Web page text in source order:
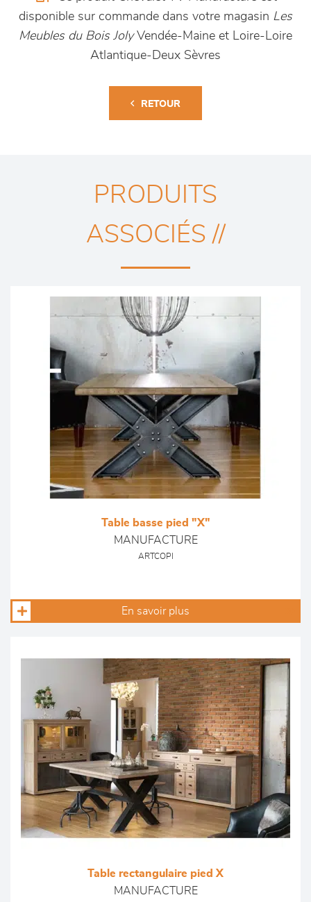
disponible sur commande dans votre magasin Les
Meubles du Bois JolyVendée-Maine et Loire-Loire
Atlantique-Deux Sèvres
RETOUR
PRODUITS
ASSOCIÉS //
Table basse pied "X"
MANUFACTURE
ARTCOPI
En savoir plus
Table rectangulaire pied X
MANUFACTURE